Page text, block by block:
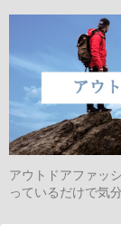
アウトドアファッ
っているだけで気